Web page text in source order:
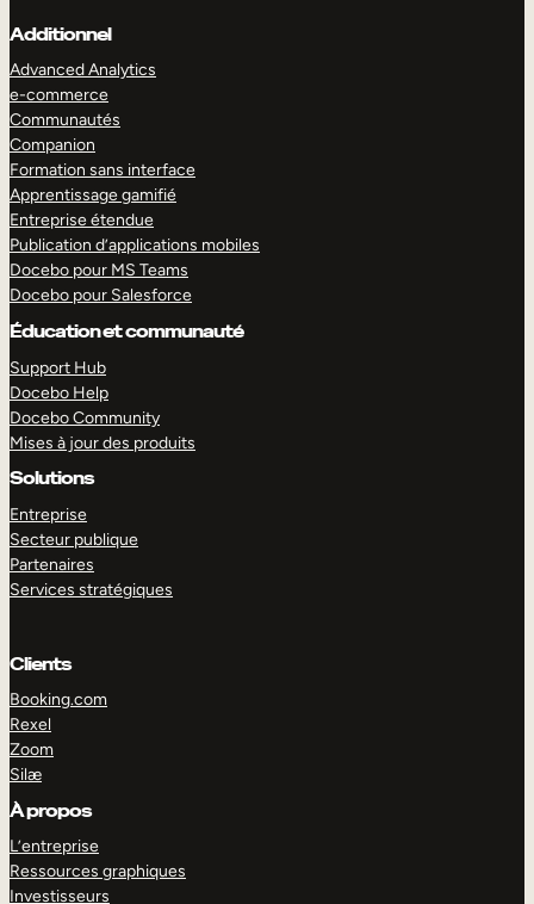
Additionnel
Advanced Analytics
e-commerce
Communautés
Companion
Formation sans interface
Apprentissage gamifié
Entreprise étendue
Publication d’applications mobiles
Docebo pour MS Teams
Docebo pour Salesforce
Éducation et communauté
Support Hub
Docebo Help
Docebo Community
Mises à jour des produits
Solutions
Entreprise
Secteur publique
Partenaires
Services stratégiques
Clients
Booking.com
Rexel
Zoom
Silæ
À propos
L’entreprise
Ressources graphiques
Investisseurs